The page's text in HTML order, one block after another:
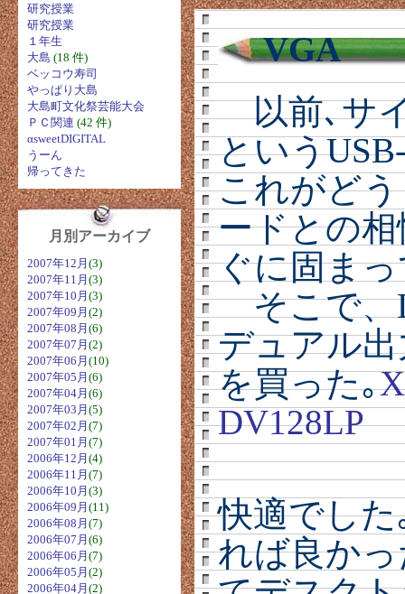
VGA
以前､サイ
という
これがど
ードとの
ぐに固ま
そこで、
デュアル
を買った｡
DV128LP
快適でし
れば良か
研究授業
研究授業
１年生
大島 (18 件)
ベッコウ寿司
やっぱり大島
大島町文化祭芸能大会
ＰＣ関連 (42 件)
αsweetDIGITAL
うーん
帰ってきた
月別アーカイブ
2007年12月 (3)
2007年11月 (3)
2007年10月 (3)
2007年09月 (2)
2007年08月 (6)
2007年07月 (2)
2007年06月 (10)
2007年05月 (6)
2007年04月 (6)
2007年03月 (5)
2007年02月 (7)
2007年01月 (7)
2006年12月 (4)
2006年11月 (7)
2006年10月 (3)
2006年09月 (11)
2006年08月 (7)
2006年07月 (6)
2006年06月 (7)
2006年05月 (2)
2006年04月 (2)